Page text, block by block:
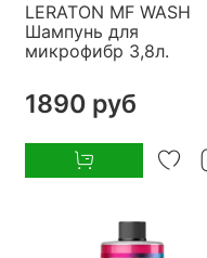
LERATON MF WASH
Шампунь для
микрофибр 3,8л.
1890 руб